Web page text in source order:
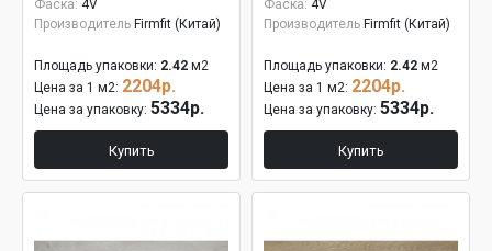
Фаска: 4V
Производитель Firmfit (Китай)
Площадь упаковки: 2.42 м2
Цена за 1 м2: 2204р.
Цена за упаковку: 5334р.
Купить
Фаска: 4V
Производитель Firmfit (Китай)
Площадь упаковки: 2.42 м2
Цена за 1 м2: 2204р.
Цена за упаковку: 5334р.
Купить